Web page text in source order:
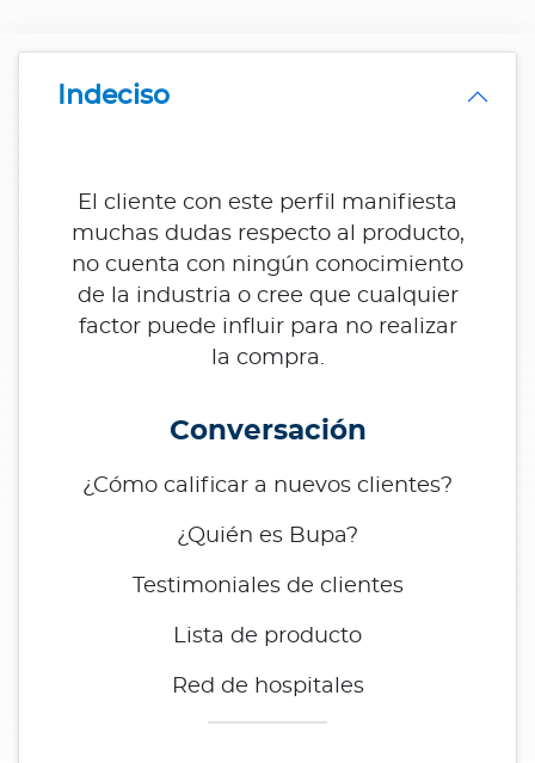
Indeciso
El cliente con este perfil manifiesta
muchas dudas respecto al producto,
no cuenta con ningún conocimiento
de la industria o cree que cualquier
factor puede influir para no realizar
la compra.
Conversación
¿Cómo calificar a nuevos clientes?
¿Quién es Bupa?
Testimoniales de clientes
Lista de producto
Red de hospitales